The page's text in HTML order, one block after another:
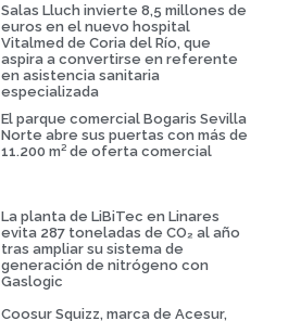
Salas Lluch invierte 8,5 millones de
euros en el nuevo hospital
Vitalmed de Coria del Río, que
aspira a convertirse en referente
en asistencia sanitaria
especializada
El parque comercial Bogaris Sevilla
Norte abre sus puertas con más de
11.200 m² de oferta comercial
La planta de LiBiTec en Linares
evita 287 toneladas de CO₂ al año
tras ampliar su sistema de
generación de nitrógeno con
Gaslogic
Coosur Squizz, marca de Acesur,